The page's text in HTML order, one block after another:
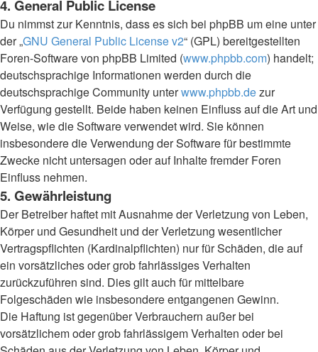
4. General Public License
Du nimmst zur Kenntnis, dass es sich bei phpBB um eine unter
der „GNU General Public License v2“ (GPL) bereitgestellten
Foren-Software von phpBB Limited (www.phpbb.com) handelt;
deutschsprachige Informationen werden durch die
deutschsprachige Community unterwww.phpbb.dezur
Verfügung gestellt. Beide haben keinen Einfluss auf die Art und
Weise, wie die Software verwendet wird. Sie können
insbesondere die Verwendung der Software für bestimmte
Zwecke nicht untersagen oder auf Inhalte fremder Foren
Einfluss nehmen.
5. Gewährleistung
Der Betreiber haftet mit Ausnahme der Verletzung von Leben,
Körper und Gesundheit und der Verletzung wesentlicher
Vertragspflichten (Kardinalpflichten) nur für Schäden, die auf
ein vorsätzliches oder grob fahrlässiges Verhalten
zurückzuführen sind. Dies gilt auch für mittelbare
Folgeschäden wie insbesondere entgangenen Gewinn.
Die Haftung ist gegenüber Verbrauchern außer bei
vorsätzlichem oder grob fahrlässigem Verhalten oder bei